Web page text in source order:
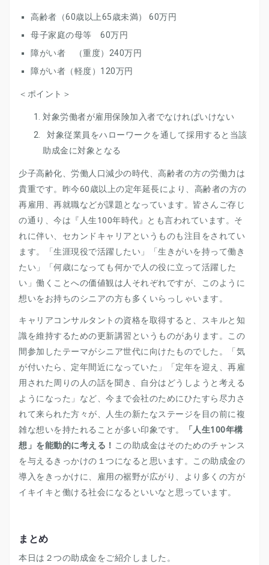
高齢者（60歳以上65歳未満） 60万円
母子家庭の母等 60万円
障がい者 （重度）240万円
障がい者（軽度）120万円
＜ポイント＞
対象労働者が雇用保険加入者でなければいけない
対象従業員をハローワークを通して採用すると当該
助成金に対象となる
少子高齢化、労働人口減少の時代、高齢者の方の労働力は
貴重です。昨今60歳以上の定年延長により、高齢者の方の
再雇用、再就職などが課題となっています。皆さんご存じ
の通り、今は『人生100年時代』とも言われています。そ
れに伴い、セカンドキャリアというものも注目をされてい
ます。「生涯現役で活躍したい」「生きがいを持って働き
たい」「何歳になっても何かで人の役に立って活躍した
い」働くことへの価値観は人それぞれですが、このように
想いをお持ちのシニアの方も多くいらっしゃいます。
キャリアコンサルタントの資格を取得すると、スキルと知
識を維持するための更新講習というものがあります。この
間参加したテーマがシニア世代に向けたものでした。「気
が付いたら、定年間近になっていた」「定年を迎え、再雇
用された周りの人の話を聞き、自分はどうしようと考える
ようになった」など、今まで会社のためにひたすら尽力さ
れて来られた方々が、人生の新たなステージを目の前に複
雑な想いを持たれることが多い印象です。
「人生100年構
想」を能動的に考える！ この助成金はそのためのチャンス
を与えるきっかけの１つになると思います。この助成金の
導入をきっかけに、雇用の裾野が広がり、より多くの方が
イキイキと働ける社会になるといいなと思っています。
まとめ
本日は２つの助成金をご紹介しました。